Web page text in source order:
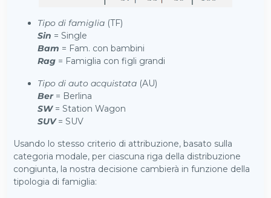
Tipo di famiglia (TF)
Sin = Single
Bam = Fam. con bambini
Rag = Famiglia con figli grandi
Tipo di auto acquistata (AU)
Ber= Berlina
SW= Station Wagon
SUV= SUV
Usando lo stesso criterio di attribuzione, basato sulla
categoria modale, per ciascuna riga della distribuzione
congiunta, la nostra decisione cambierà in funzione della
tipologia di famiglia: